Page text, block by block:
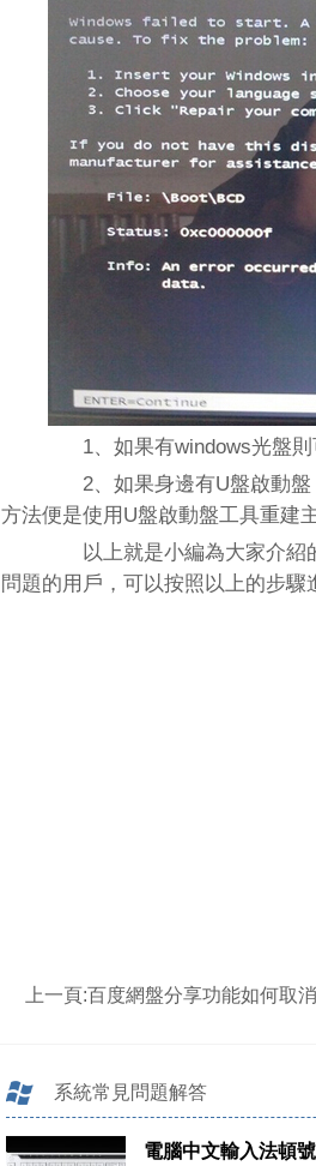
1、如果有windows光盤則
2、如果身邊有U盤啟動盤
方法便是使用U盤啟動盤工具重建
以上就是小編為大家介紹的
問題的用戶，可以按照以上的步驟
上一頁:百度網盤分享功能如何取
系統常見問題解答
電腦中文輸入法頓